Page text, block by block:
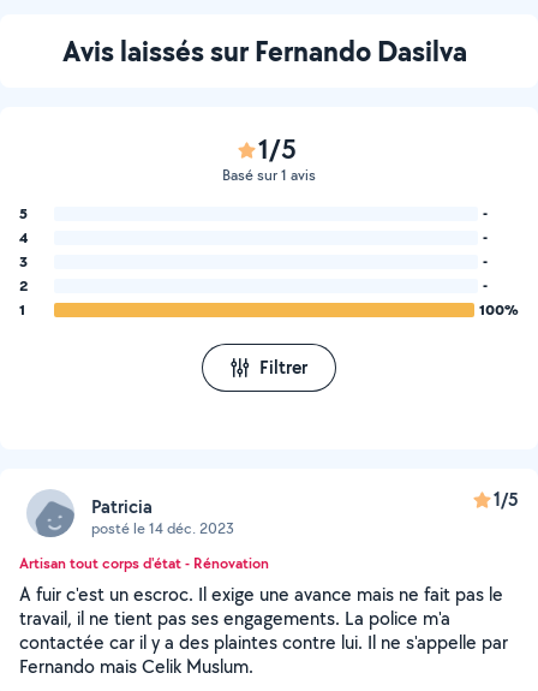
Avis laissés sur Fernando Dasilva
1/5
Basé sur 1 avis
5
-
4
-
3
-
2
-
1
100%
Filtrer
Patricia
posté le 14 déc. 2023
1/5
Artisan tout corps d'état - Rénovation
A fuir c'est un escroc. Il exige une avance mais ne fait pas le
travail, il ne tient pas ses engagements. La police m'a
contactée car il y a des plaintes contre lui. Il ne s'appelle par
Fernando mais Celik Muslum.